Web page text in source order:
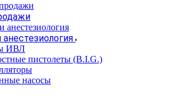
ИВЛ
пистолеты (B.I.G.)
насосы